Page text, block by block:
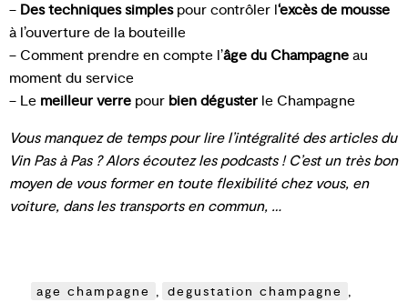
– Des techniques simplespour contrôler l‘excès de mousse
à l’ouverture de la bouteille
– Comment prendre en compte l’âge du Champagne au
moment du service
– Le meilleur verre pour bien déguster le Champagne
Vous manquez de temps pour lire l’intégralité des articles du
Vin Pas à Pas ? Alors écoutez les podcasts ! C’est un très bon
moyen de vous former en toute flexibilité chez vous, en
voiture, dans les transports en commun, …
age champagne , degustation champagne ,